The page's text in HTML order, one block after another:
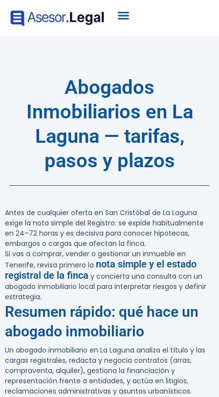
Abogados
Inmobiliarios en La
Laguna — tarifas,
pasos y plazos
Antes de cualquier oferta en San Cristóbal de La Laguna
exige la nota simple del Registro: se expide habitualmente
en 24–72 horas y es decisiva para conocer hipotecas,
embargos o cargas que afectan la finca.
Si vas a comprar, vender o gestionar un inmueble en
Tenerife, revisa primero la nota simple y el estado
registral de la finca y concierta una consulta con un
abogado inmobiliario local para interpretar riesgos y definir
estrategia.
Resumen rápido: qué hace un
abogado inmobiliario
Un abogado inmobiliario en La Laguna analiza el título y las
cargas registrales, redacta y negocia contratos (arras,
compraventa, alquiler), gestiona la financiación y
representación frente a entidades, y actúa en litigios,
reclamaciones administrativas y asuntos urbanísticos.